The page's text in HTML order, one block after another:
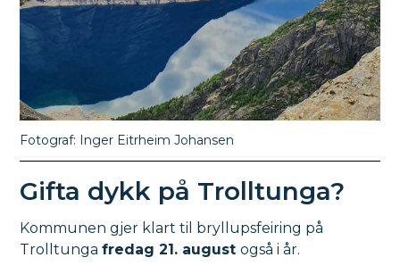
Inger Eitrheim Johansen
Gifta dykk på Trolltunga?
Kommunen gjer klart til bryllupsfeiring på
Trolltungafredag 21. augustogså i år.